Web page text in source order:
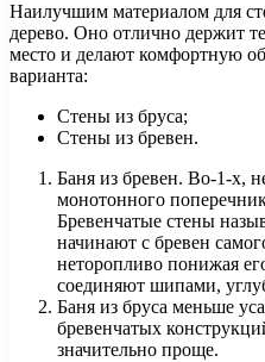
Наилучшим материалом для
дерево. Оно отлично держит
место и делают комфортную
варианта:
Стены из бруса;
Стены из бревен.
Баня из бревен. Во-1-х,
монотонного
Бревенчатые стены
начинают с бревен
неторопливо понижая
соединяют шипами,
Баня из бруса меньше
бревенчатых
значительно проще.